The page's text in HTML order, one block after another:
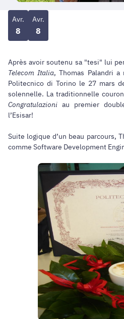
Avr.
8
Avr.
8
Après avoir soutenu sa "tesi" lui
Telecom Italia, Thomas Palandri
Politecnico di Torino le 27 mars
solennelle. La traditionnelle
Congratulazioni au premier
l’Esisar!
Suite logique d’un beau parcours,
comme Software Development